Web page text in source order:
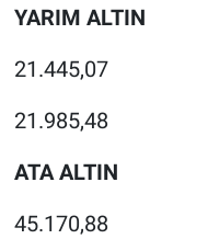
YARIM ALTIN
21.445,07
21.985,48
ATA ALTIN
45.170,88